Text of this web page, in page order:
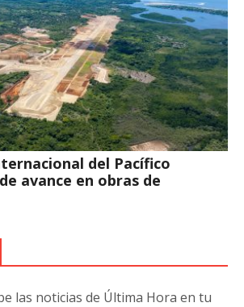
del Pacífico
avance en obras de
las noticias de Última Hora en tu